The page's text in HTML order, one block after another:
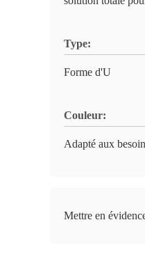
Type:
Forme d'U
Couleur:
Adapté aux
Mettre en